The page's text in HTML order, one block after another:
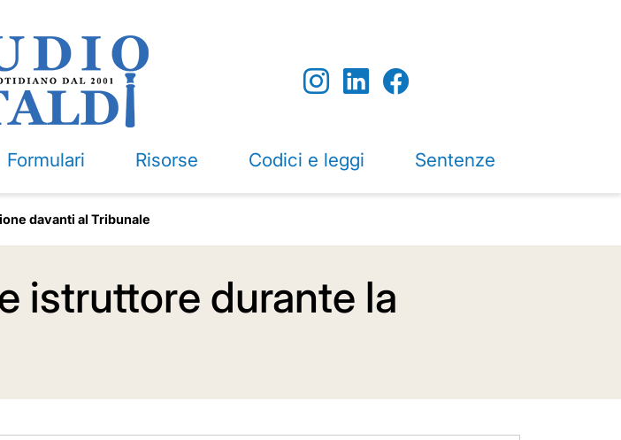
Formulari Risorse Codici e leggi Sentenze
davanti al Tribunale
istruttore durante la